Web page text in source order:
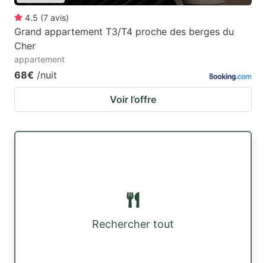
4.5 (7 avis)
Grand appartement T3/T4 proche des berges du
Cher
appartement
68€ /nuit
Voir l’offre
Rechercher tout